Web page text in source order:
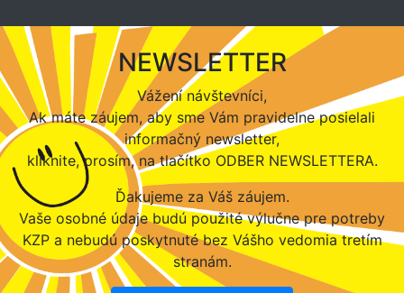
NEWSLETTER
Vážení návštevníci,
Ak máte záujem, aby sme Vám pravidelne posielali
informačný newsletter,
kliknite, prosím, na tlačítko ODBER NEWSLETTERA.
Ďakujeme za Váš záujem.
Vaše osobné údaje budú použité výlučne pre potreby
KZP a nebudú poskytnuté bez Vášho vedomia tretím
stranám.